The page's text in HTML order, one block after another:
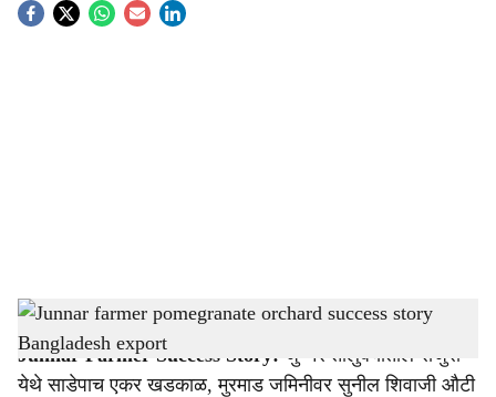
S
h
a
Junnar farmer pomegranate orchard success story Bangladesh export- Agrowon
Junnar Farmer Success Story: जुन्नर तालुक्यातील राजुरी
येथे साडेपाच एकर खडकाळ, मुरमाड जमिनीवर सुनील शिवाजी औटी